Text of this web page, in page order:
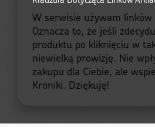
W serwisie używam linków
Oznacza to, że jeśli
produktu po kliknięciu w
niewielką prowizję. Nie
zakupu dla Ciebie, ale
Kroniki. Dziękuję!